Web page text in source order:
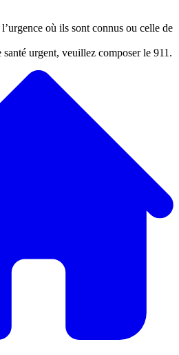
où ils sont connus ou celle de
urgent, veuillez composer le 911.